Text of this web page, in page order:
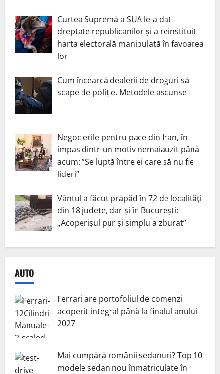
Curtea Supremă a SUA le-a dat
dreptate republicanilor și a reinstituit
harta electorală manipulată în favoarea
lor
Cum încearcă dealerii de droguri să
scape de poliție. Metodele ascunse
Negocierile pentru pace din Iran, în
impas dintr-un motiv nemaiauzit până
acum: ”Se luptă între ei care să nu fie
lideri”
Vântul a făcut prăpăd în 72 de localități
din 18 județe, dar și în București:
„Acoperișul pur și simplu a zburat”
AUTO
Ferrari are portofoliul de comenzi
acoperit integral până la finalul anului
2027
Mai cumpără românii sedanuri? Top 10
modele sedan nou înmatriculate în